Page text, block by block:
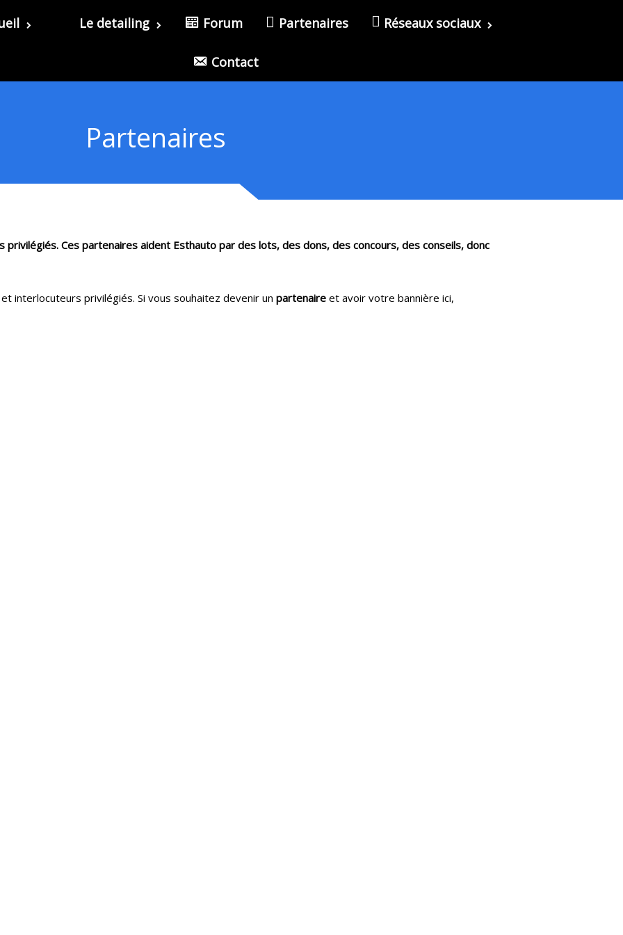
Le detailing Forum Partenaires Réseaux sociaux
Contact
Partenaires
Ces partenaires aident Esthauto par des lots, des dons, des concours, des conseils, donc
interlocuteurs privilégiés. Si vous souhaitez devenir un partenaire et avoir votre bannière ici,